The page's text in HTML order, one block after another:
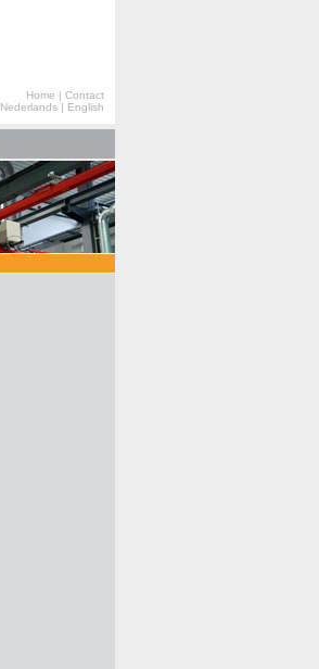
Home | Contact
Nederlands | English